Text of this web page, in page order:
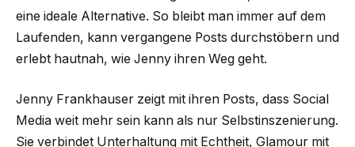
eine ideale Alternative. So bleibt man immer auf dem
Laufenden, kann vergangene Posts durchstöbern und
erlebt hautnah, wie Jenny ihren Weg geht.
Jenny Frankhauser zeigt mit ihren Posts, dass Social
Media weit mehr sein kann als nur Selbstinszenierung.
Sie verbindet Unterhaltung mit Echtheit, Glamour mit